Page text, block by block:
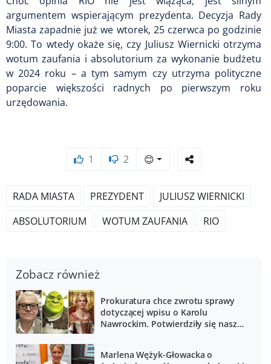
argumentem wspierającym prezydenta. Decyzja Rady
Miasta zapadnie jużwe wtorek, 25 czerwca po godzinie
9:00. To wtedy okaże się, czy Juliusz Wiernicki otrzyma
wotum zaufania i absolutorium za wykonanie budżetu
w 2024 roku – a tym samym czy utrzyma polityczne
poparcie większości radnych po pierwszym roku
urzędowania.
1 2 😊
RADA MIASTA PREZYDENT
JULIUSZ WIERNICKI
ABSOLUTORIUM
WOTUM ZAUFANIA RIO
Zobacz również
Prokuratura chce zwrotu sprawy
dotyczącej wpisu o Karolu
Nawrockim. Potwierdziły się nasze
Marlena Wężyk-Głowacka o